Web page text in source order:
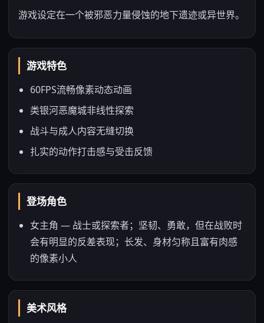
游戏设定在一个被邪恶力量侵蚀的地下遗迹或异世界。
游戏特色
60FPS流畅像素动态动画
类银河恶魔城非线性探索
战斗与成人内容无缝切换
扎实的动作打击感与受击反馈
登场角色
女主角 — 战士或探索者；坚韧、勇敢，但在战败时
会有明显的反差表现；长发、身材匀称且富有肉感
的像素小人
美术风格